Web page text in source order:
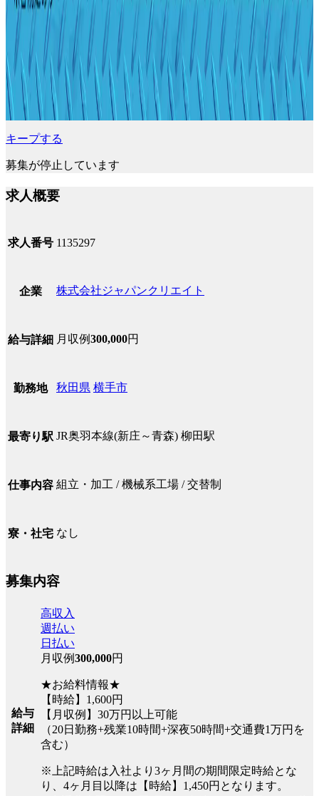
キープする
募集が停止しています
求人概要
求人番号 1135297
企業 株式会社ジャパンクリエイト
給与詳細 月収例300,000円
勤務地 秋田県 横手市
最寄り駅 JR奥羽本線(新庄～青森) 柳田駅
仕事内容 組立・加工 / 機械系工場 / 交替制
寮・社宅 なし
募集内容
給与
詳細
高収入
週払い
日払い
月収例300,000円
★お給料情報★
【時給】1,600円
【月収例】30万円以上可能
（20日勤務+残業10時間+深夜50時間+交通費1万円を
含む）
※上記時給は入社より3ヶ月間の期間限定時給とな
り、4ヶ月目以降は【時給】1,450円となります。